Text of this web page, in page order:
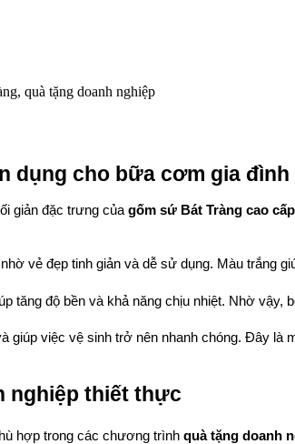
quà tặng doanh nghiệp
dụng cho bữa cơm gia đình
giản đặc trưng của gốm sứ Bát Tràng cao cấp
vẻ đẹp tinh giản và dễ sử dụng. Màu trắng
tăng độ bền và khả năng chịu nhiệt. Nhờ
giúp việc vệ sinh trở nên nhanh chóng. Đây là
nghiệp thiết thực
hợp trong các chương trình quà tặng doanh